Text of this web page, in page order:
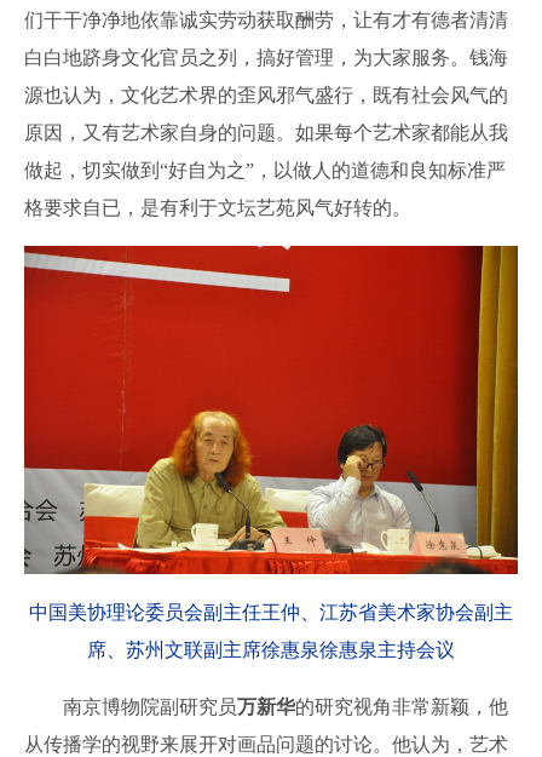
们干干净净地依靠诚实劳动获取酬劳，让有才有德者清清
白白地跻身文化官员之列，搞好管理，为大家服务。钱海
源也认为，文化艺术界的歪风邪气盛行，既有社会风气的
原因，又有艺术家自身的问题。如果每个艺术家都能从我
做起，切实做到“好自为之”，以做人的道德和良知标准严
格要求自已，是有利于文坛艺苑风气好转的。
中国美协理论委员会副主任王仲、江苏省美术家协会副主
席、苏州文联副主席徐惠泉徐惠泉主持会议
南京博物院副研究员万新华的研究视角非常新颖，他
从传播学的视野来展开对画品问题的讨论。他认为，艺术